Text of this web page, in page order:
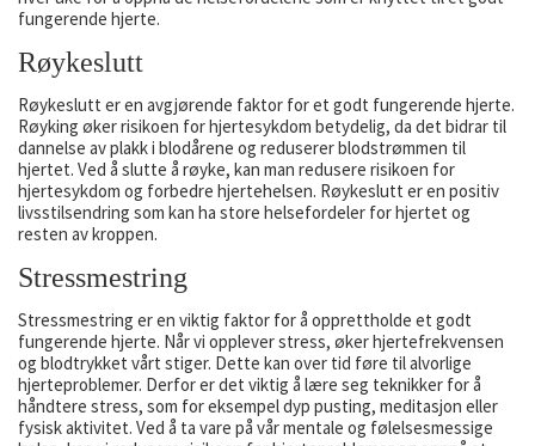
fungerende hjerte.
Røykeslutt
Røykeslutt er en avgjørende faktor for et godt fungerende hjerte.
Røyking øker risikoen for hjertesykdom betydelig, da det bidrar til
dannelse av plakk i blodårene og reduserer blodstrømmen til
hjertet. Ved å slutte å røyke, kan man redusere risikoen for
hjertesykdom og forbedre hjertehelsen. Røykeslutt er en positiv
livsstilsendring som kan ha store helsefordeler for hjertet og
resten av kroppen.
Stressmestring
Stressmestring er en viktig faktor for å opprettholde et godt
fungerende hjerte. Når vi opplever stress, øker hjertefrekvensen
og blodtrykket vårt stiger. Dette kan over tid føre til alvorlige
hjerteproblemer. Derfor er det viktig å lære seg teknikker for å
håndtere stress, som for eksempel dyp pusting, meditasjon eller
fysisk aktivitet. Ved å ta vare på vår mentale og følelsesmessige